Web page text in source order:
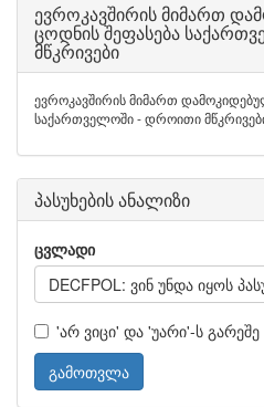
ევროკავშირის მიმართ
ცოდნის შეფასება
მწკრივები
ევროკავშირის მიმართ
საქართველოში - დროითი
პასუხების ანალიზი
ცვლადი
DECFPOL: ვინ უნდა იყოს
'არ ვიცი' და 'უარი'-ს გარეშე
გამოთვლა